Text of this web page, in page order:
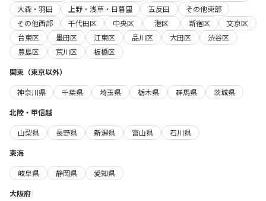
大森・羽田
上野・浅草・日暮里 五反田
その他東部
その他西部
千代田区 中央区 港区 新宿区
文京区
台東区
墨田区 江東区 品川区 大田区
渋谷区
豊島区
荒川区
板橋区
関東（東京以外）
神奈川県
千葉県 埼玉県 栃木県 群馬県
茨城県
北陸・甲信越
山梨県
長野県 新潟県 富山県
石川県
東海
岐阜県
静岡県
愛知県
大阪府